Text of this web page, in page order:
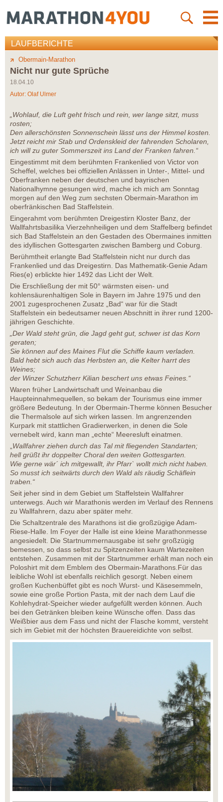
LAUFBERICHTE
Obermain-Marathon
Nicht nur gute Sprüche
18.04.10
Autor: Olaf Ulmer
„Wohlauf, die Luft geht frisch und rein, wer lange sitzt, muss
rosten;
Den allerschönsten Sonnenschein lässt uns der Himmel kosten.
Jetzt reicht mir Stab und Ordenskleid der fahrenden Scholaren,
ich will zu guter Sommerszeit ins Land der Franken fahren.“
Eingestimmt mit dem berühmten Frankenlied von Victor von
Scheffel, welches bei offiziellen Anlässen in Unter-, Mittel- und
Oberfranken neben der deutschen und bayrischen
Nationalhymne gesungen wird, mache ich mich am Sonntag
morgen auf den Weg zum sechsten Obermain-Marathon im
oberfränkischen Bad Staffelstein.
Eingerahmt vom berühmten Dreigestirn Kloster Banz, der
Wallfahrtsbasilika Vierzehnheiligen und dem Staffelberg befindet
sich Bad Staffelstein an den Gestaden des Obermaines inmitten
des idyllischen Gottesgarten zwischen Bamberg und Coburg.
Berühmtheit erlangte Bad Staffelstein nicht nur durch das
Frankenlied und das Dreigestirn. Das Mathematik-Genie Adam
Ries(e) erblickte hier 1492 das Licht der Welt.
Die Erschließung der mit 50° wärmsten eisen- und
kohlensäurenhaltigen Sole in Bayern im Jahre 1975 und den
2001 zugesprochenen Zusatz „Bad“ war für die Stadt
Staffelstein ein bedeutsamer neuen Abschnitt in ihrer rund 1200-
jährigen Geschichte.
„Der Wald steht grün, die Jagd geht gut, schwer ist das Korn
geraten;
Sie können auf des Maines Flut die Schiffe kaum verladen.
Bald hebt sich auch das Herbsten an, die Kelter harrt des
Weines;
der Winzer Schutzherr Kilian beschert uns etwas Feines.“
Waren früher Landwirtschaft und Weinanbau die
Haupteinnahmequellen, so bekam der Tourismus eine immer
größere Bedeutung. In der Obermain-Therme können Besucher
die Thermalsole auf sich wirken lassen. Im angrenzenden
Kurpark mit stattlichen Gradierwerken, in denen die Sole
vernebelt wird, kann man „echte“ Meeresluft einatmen.
„Wallfahrer ziehen durch das Tal mit fliegenden Standarten;
hell grüßt ihr doppelter Choral den weiten Gottesgarten.
Wie gerne wär´ ich mitgewallt, ihr Pfarr` wollt mich nicht haben.
So musst ich seitwärts durch den Wald als räudig Schäflein
traben.“
Seit jeher sind in dem Gebiet um Staffelstein Wallfahrer
unterwegs. Auch wir Marathonis werden im Verlauf des Rennens
zu Wallfahrern, dazu aber später mehr.
Die Schaltzentrale des Marathons ist die großzügige Adam-
Riese-Halle. Im Foyer der Halle ist eine kleine Marathonmesse
angesiedelt. Die Startnummernausgabe ist sehr großzügig
bemessen, so dass selbst zu Spitzenzeiten kaum Wartezeiten
entstehen. Zusammen mit der Startnummer erhält man noch ein
Poloshirt mit dem Emblem des Obermain-Marathons.Für das
leibliche Wohl ist ebenfalls reichlich gesorgt. Neben einem
großen Kuchenbüffet gibt es noch Wurst- und Käsesemmeln,
sowie eine große Portion Pasta, mit der nach dem Lauf die
Kohlehydrat-Speicher wieder aufgefüllt werden können. Auch
bei den Getränken bleiben keine Wünsche offen. Dass das
Weißbier aus dem Fass und nicht der Flasche kommt, versteht
sich im Gebiet mit der höchsten Brauereidichte von selbst.